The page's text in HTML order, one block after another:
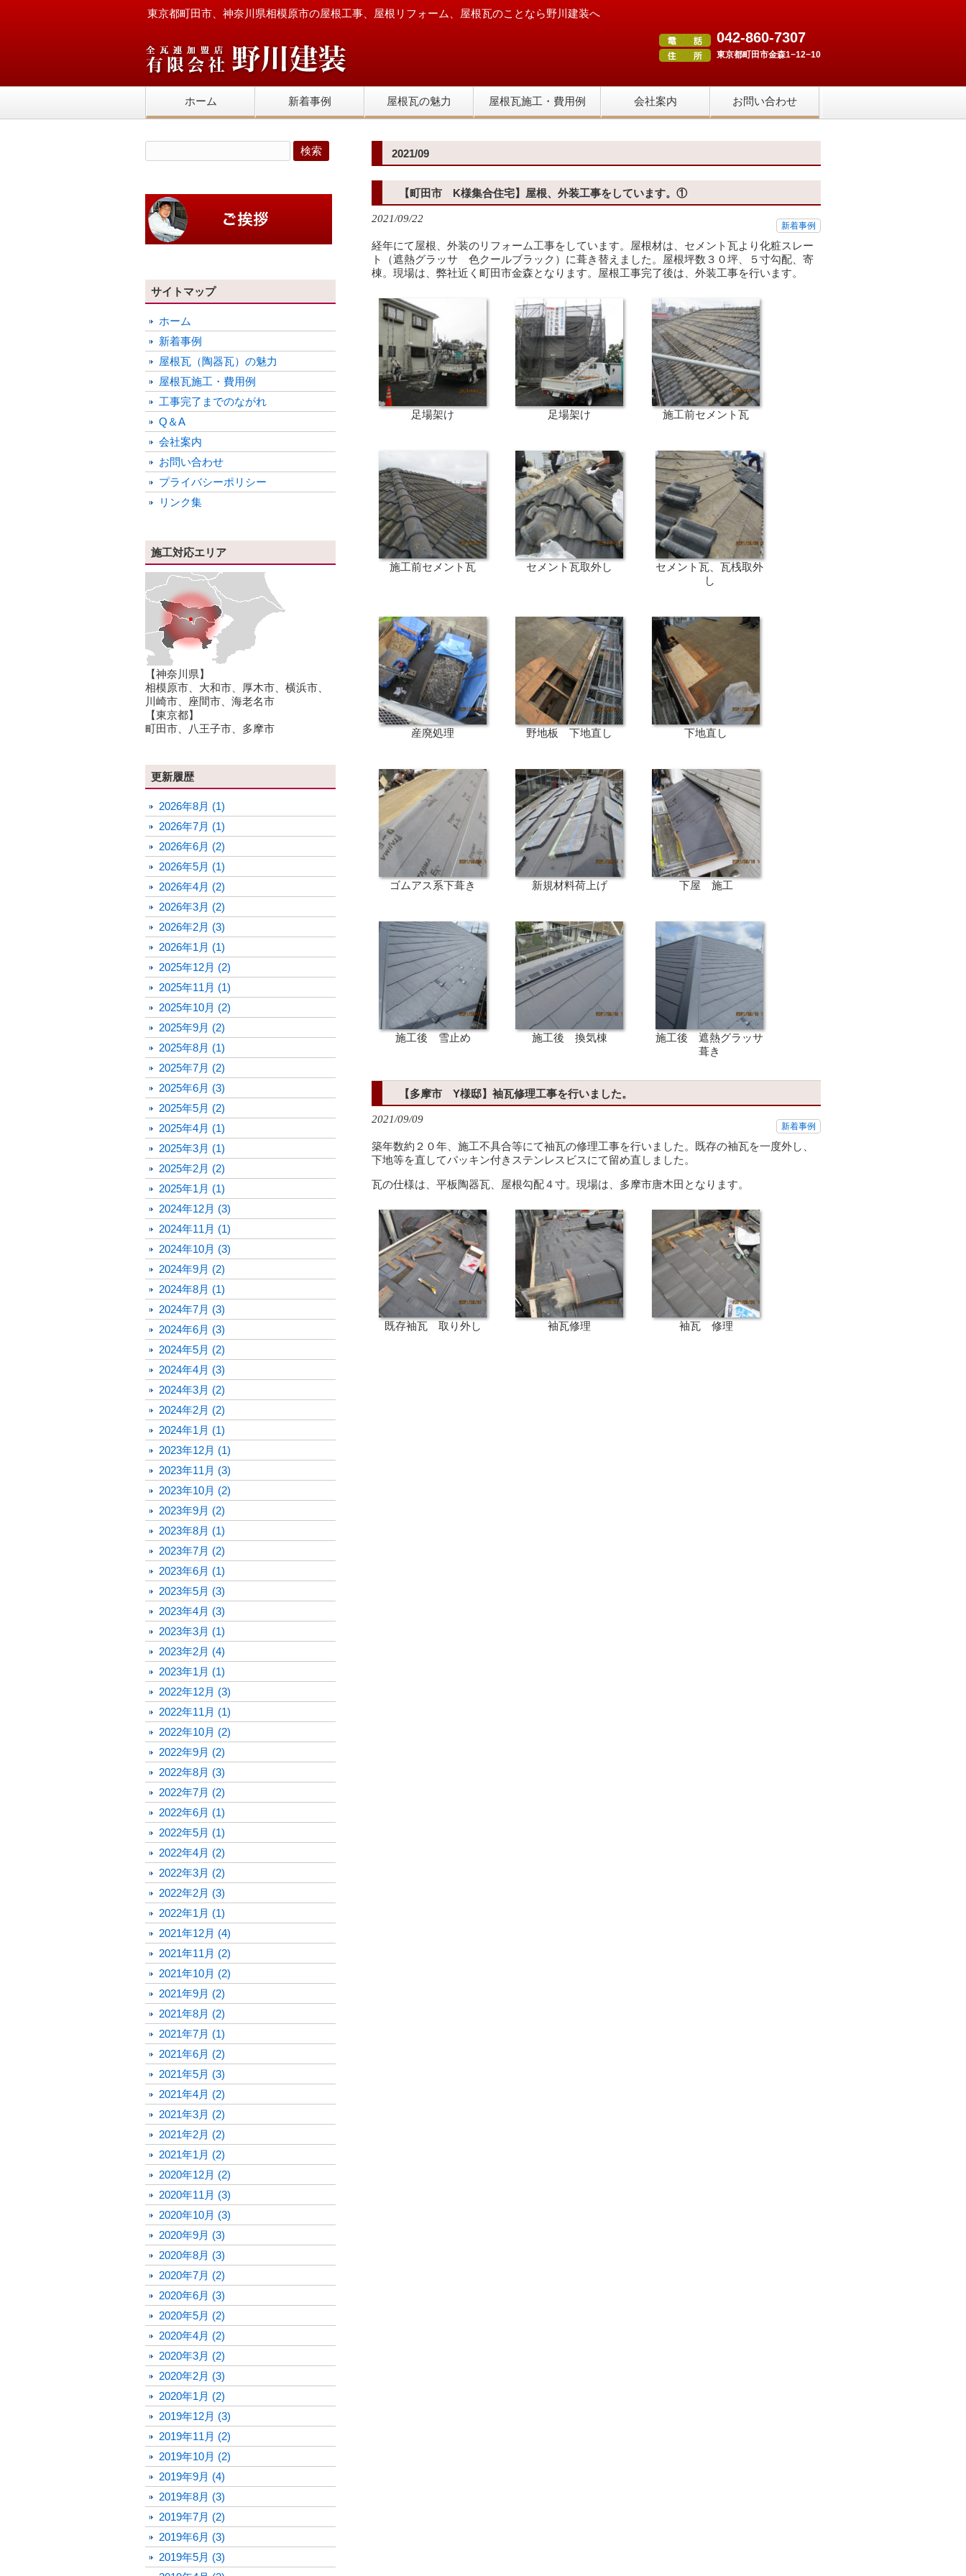
東京都町田市、神奈川県相模原市の屋根工事、屋根リフォーム、屋根瓦のことなら野川建装へ
042-860-7307
東京都町田市金森1−12−10
ホーム 新着事例 屋根瓦の魅力 屋根瓦施工・費用例 会社案内 お問い合わせ
2021/09
【町田市 K様集合住宅】屋根、外装工事をしています。①
2021/09/22
新着事例
経年にて屋根、外装のリフォーム工事をしています。屋根材は、セメント瓦より化粧スレー
ト（遮熱グラッサ 色クールブラック）に葺き替えました。屋根坪数３０坪、５寸勾配、寄
棟。現場は、弊社近く町田市金森となります。屋根工事完了後は、外装工事を行います。
足場架け 足場架け 施工前セメント瓦
施工前セメント瓦 セメント瓦取外し
セメント瓦、瓦桟取外
し
産廃処理 野地板 下地直し 下地直し
ゴムアス系下葺き 新規材料荷上げ 下屋 施工
施工後 雪止め 施工後 換気棟
施工後 遮熱グラッサ
葺き
【多摩市 Y様邸】袖瓦修理工事を行いました。
2021/09/09
新着事例
築年数約２０年、施工不具合等にて袖瓦の修理工事を行いました。既存の袖瓦を一度外し、
下地等を直してパッキン付きステンレスビスにて留め直しました。
瓦の仕様は、平板陶器瓦、屋根勾配４寸。現場は、多摩市唐木田となります。
既存袖瓦 取り外し 袖瓦修理 袖瓦 修理
サイトマップ
ホーム
新着事例
屋根瓦（陶器瓦）の魅力
屋根瓦施工・費用例
工事完了までのながれ
Q＆A
会社案内
お問い合わせ
プライバシーポリシー
リンク集
施工対応エリア
【神奈川県】
相模原市、大和市、厚木市、横浜市、
川崎市、座間市、海老名市
【東京都】
町田市、八王子市、多摩市
更新履歴
2026年8月 (1)
2026年7月 (1)
2026年6月 (2)
2026年5月 (1)
2026年4月 (2)
2026年3月 (2)
2026年2月 (3)
2026年1月 (1)
2025年12月 (2)
2025年11月 (1)
2025年10月 (2)
2025年9月 (2)
2025年8月 (1)
2025年7月 (2)
2025年6月 (3)
2025年5月 (2)
2025年4月 (1)
2025年3月 (1)
2025年2月 (2)
2025年1月 (1)
2024年12月 (3)
2024年11月 (1)
2024年10月 (3)
2024年9月 (2)
2024年8月 (1)
2024年7月 (3)
2024年6月 (3)
2024年5月 (2)
2024年4月 (3)
2024年3月 (2)
2024年2月 (2)
2024年1月 (1)
2023年12月 (1)
2023年11月 (3)
2023年10月 (2)
2023年9月 (2)
2023年8月 (1)
2023年7月 (2)
2023年6月 (1)
2023年5月 (3)
2023年4月 (3)
2023年3月 (1)
2023年2月 (4)
2023年1月 (1)
2022年12月 (3)
2022年11月 (1)
2022年10月 (2)
2022年9月 (2)
2022年8月 (3)
2022年7月 (2)
2022年6月 (1)
2022年5月 (1)
2022年4月 (2)
2022年3月 (2)
2022年2月 (3)
2022年1月 (1)
2021年12月 (4)
2021年11月 (2)
2021年10月 (2)
2021年9月 (2)
2021年8月 (2)
2021年7月 (1)
2021年6月 (2)
2021年5月 (3)
2021年4月 (2)
2021年3月 (2)
2021年2月 (2)
2021年1月 (2)
2020年12月 (2)
2020年11月 (3)
2020年10月 (3)
2020年9月 (3)
2020年8月 (3)
2020年7月 (2)
2020年6月 (3)
2020年5月 (2)
2020年4月 (2)
2020年3月 (2)
2020年2月 (3)
2020年1月 (2)
2019年12月 (3)
2019年11月 (2)
2019年10月 (2)
2019年9月 (4)
2019年8月 (3)
2019年7月 (2)
2019年6月 (3)
2019年5月 (3)